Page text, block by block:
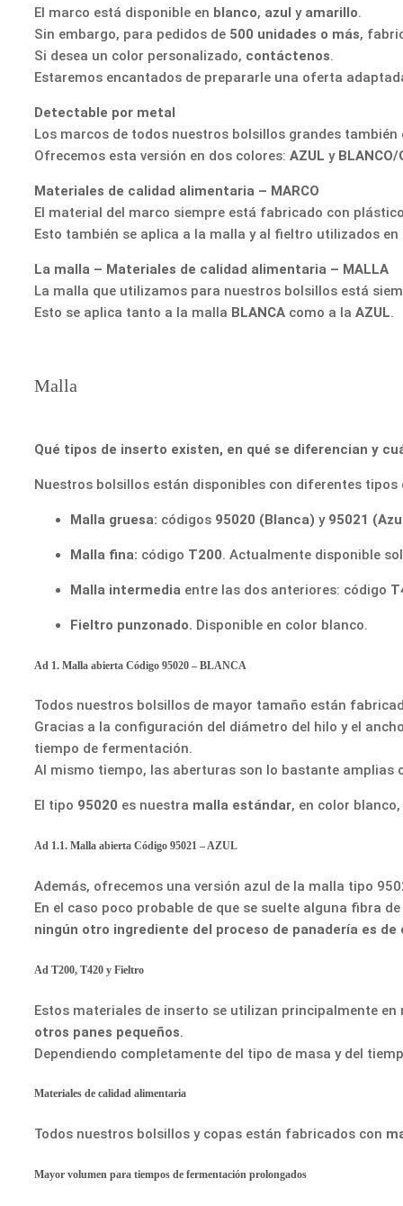
El marco está disponible en blanco, azul y amarillo.
Sin embargo, para pedidos de 500 unidades o más,
Si desea un color personalizado, contáctenos.
Estaremos encantados de prepararle una oferta
Detectable por metal
Los marcos de todos nuestros bolsillos grandes
Ofrecemos esta versión en dos colores: AZUL y BLANCO/
Materiales de calidad alimentaria – MARCO
El material del marco siempre está fabricado con
Esto también se aplica a la malla y al fieltro utilizados
La malla – Materiales de calidad alimentaria – MALLA
La malla que utilizamos para nuestros bolsillos está
Esto se aplica tanto a la malla BLANCA como a la AZUL.
Malla
Qué tipos de inserto existen, en qué se diferencian y
Nuestros bolsillos están disponibles con diferentes
Malla gruesa: códigos 95020 (Blanca) y 95021
Malla fina: código T200. Actualmente disponible
Malla intermedia entre las dos anteriores: código
Fieltro punzonado. Disponible en color blanco.
Ad 1. Malla abierta Código 95020 – BLANCA
Todos nuestros bolsillos de mayor tamaño están
Gracias a la configuración del diámetro del hilo y el
tiempo de fermentación.
Al mismo tiempo, las aberturas son lo bastante
El tipo 95020 es nuestra malla estándar, en color
Ad 1.1. Malla abierta Código 95021 – AZUL
Además, ofrecemos una versión azul de la malla tipo
En el caso poco probable de que se suelte alguna fibra
ningún otro ingrediente del proceso de panadería es de
Ad T200, T420 y Fieltro
Estos materiales de inserto se utilizan principalmente
otros panes pequeños.
Dependiendo completamente del tipo de masa y del
Materiales de calidad alimentaria
Todos nuestros bolsillos y copas están fabricados con
Mayor volumen para tiempos de fermentación prolongados